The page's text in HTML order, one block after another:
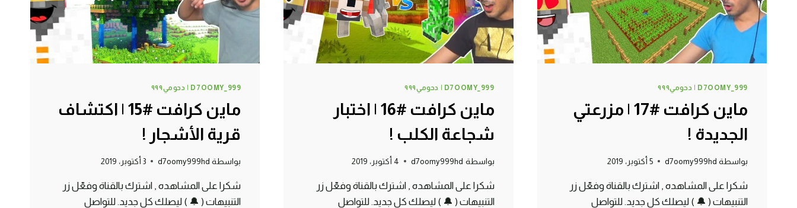
D7OOMY_999 | دحومي٩٩٩
ماين كرافت #17 | مزرعتي
الجديدة !
بواسطة d7oomy999hd 5 أكتوبر، 2019
شكرا على المشاهده , اشترك بالقناة وفعّل زر
التنبيهات ( 🔔 ) ليصلك كل جديد. للتواصل
D7OOMY_999 | دحومي٩٩٩
ماين كرافت #16 | اختبار
شجاعة الكلب !
بواسطة d7oomy999hd 4 أكتوبر، 2019
شكرا على المشاهده , اشترك بالقناة وفعّل زر
التنبيهات ( 🔔 ) ليصلك كل جديد. للتواصل
D7OOMY_999 | دحومي٩٩٩
ماين كرافت #15 | اكتشاف
قرية الأشجار !
بواسطة d7oomy999hd 3 أكتوبر، 2019
شكرا على المشاهده , اشترك بالقناة وفعّل زر
التنبيهات ( 🔔 ) ليصلك كل جديد. للتواصل